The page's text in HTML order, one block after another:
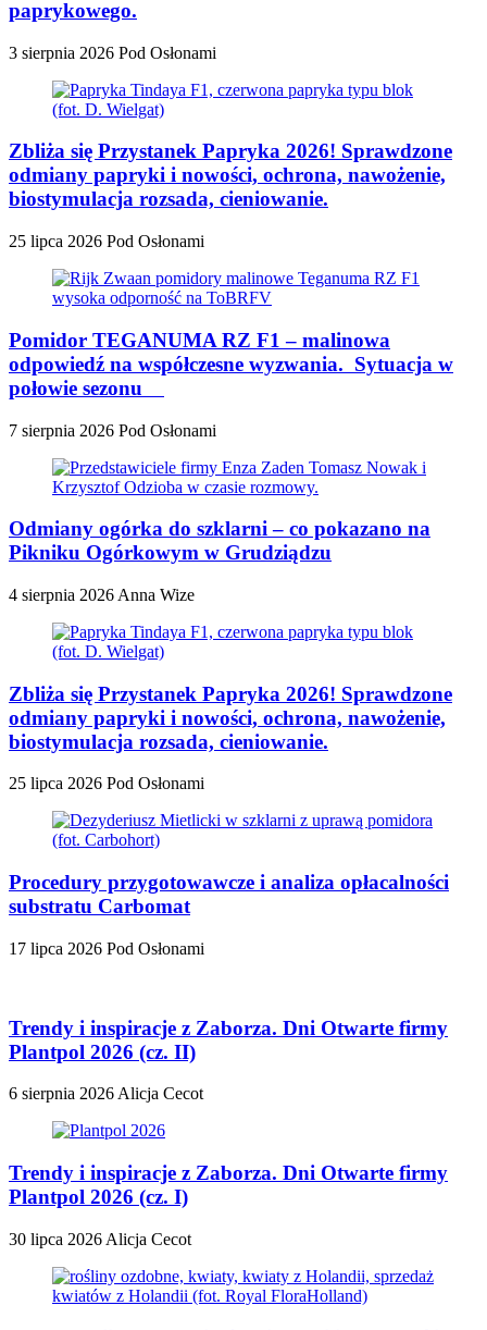
paprykowego.
3 sierpnia 2026 Pod Osłonami
Zbliża się Przystanek Papryka 2026! Sprawdzone
odmiany papryki i nowości, ochrona, nawożenie,
biostymulacja rozsada, cieniowanie.
25 lipca 2026 Pod Osłonami
Pomidor TEGANUMA RZ F1 – malinowa
odpowiedź na współczesne wyzwania. Sytuacja w
połowie sezonu
7 sierpnia 2026 Pod Osłonami
Odmiany ogórka do szklarni – co pokazano na
Pikniku Ogórkowym w Grudziądzu
4 sierpnia 2026 Anna Wize
Zbliża się Przystanek Papryka 2026! Sprawdzone
odmiany papryki i nowości, ochrona, nawożenie,
biostymulacja rozsada, cieniowanie.
25 lipca 2026 Pod Osłonami
Procedury przygotowawcze i analiza opłacalności
substratu Carbomat
17 lipca 2026 Pod Osłonami
Trendy i inspiracje z Zaborza. Dni Otwarte firmy
Plantpol 2026 (cz. II)
6 sierpnia 2026 Alicja Cecot
Trendy i inspiracje z Zaborza. Dni Otwarte firmy
Plantpol 2026 (cz. I)
30 lipca 2026 Alicja Cecot